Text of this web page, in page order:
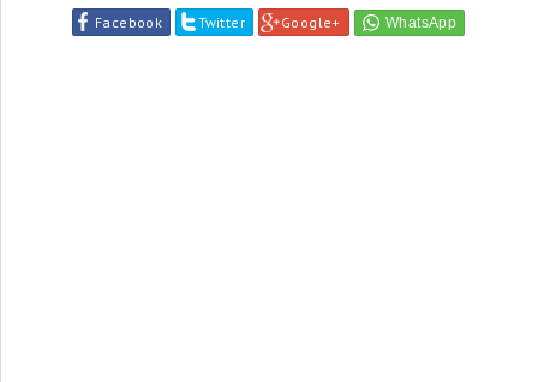
Facebook Twitter Google+